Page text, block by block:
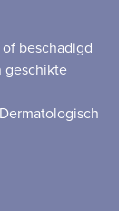
beschadigd
geschikte